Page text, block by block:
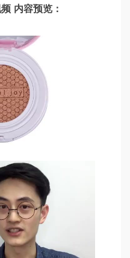
内容预览：